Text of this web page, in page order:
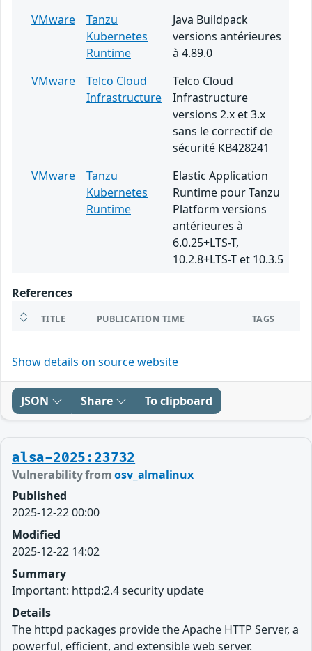
VMware
Tanzu
Kubernetes
Runtime
Java Buildpack
versions antérieures
à 4.89.0
VMware
Telco Cloud
Infrastructure
Telco Cloud
Infrastructure
versions 2.x et 3.x
sans le correctif de
sécurité KB428241
VMware
Tanzu
Kubernetes
Runtime
Elastic Application
Runtime pour Tanzu
Platform versions
antérieures à
6.0.25+LTS-T,
10.2.8+LTS-T et 10.3.5
References
TITLE PUBLICATION TIME TAGS
Show details on source website
JSON Share To clipboard
alsa-2025:23732
Vulnerability fromosv_almalinux
Published
2025-12-22 00:00
Modified
2025-12-22 14:02
Summary
Important: httpd:2.4 security update
Details
The httpd packages provide the Apache HTTP Server, a
powerful, efficient, and extensible web server.